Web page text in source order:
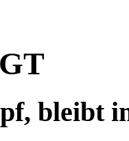
bleibt